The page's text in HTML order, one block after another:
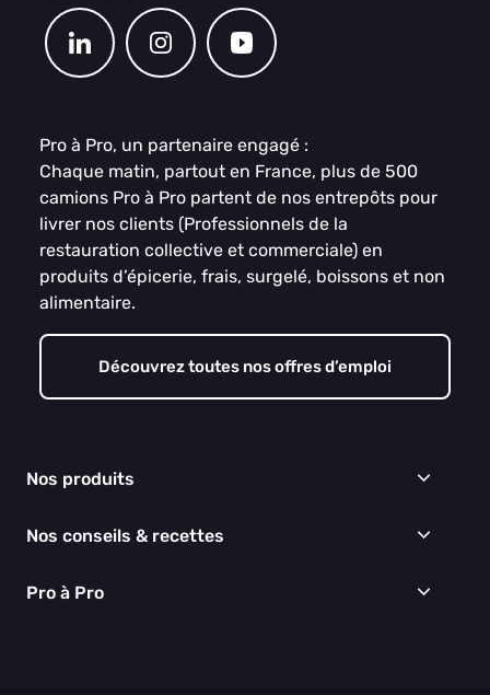
Pro à Pro, un partenaire engagé :
Chaque matin, partout en France, plus de 500
camions Pro à Pro partent de nos entrepôts pour
livrer nos clients (Professionnels de la
restauration collective et commerciale) en
produits d’épicerie, frais, surgelé, boissons et non
alimentaire.
Découvrez toutes nos offres d’emploi
Nos produits
Épicerie
Boissons
Nos conseils & recettes
Recettes
Pro à Pro